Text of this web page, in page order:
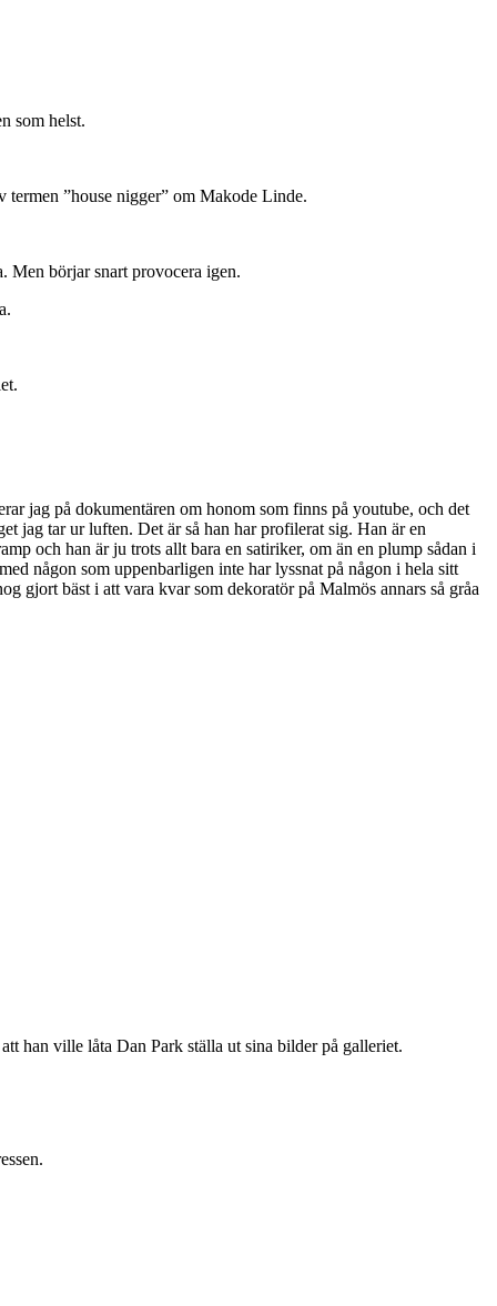
som helst.
termen ”house nigger” om Makode Linde.
Men börjar snart provocera igen.
jag på dokumentären om honom som finns på youtube, och det
jag tar ur luften. Det är så han har profilerat sig. Han är en
och han är ju trots allt bara en satiriker, om än en plump sådan i
någon som uppenbarligen inte har lyssnat på någon i hela sitt
gjort bäst i att vara kvar som dekoratör på Malmös annars så gråa
han ville låta Dan Park ställa ut sina bilder på galleriet.